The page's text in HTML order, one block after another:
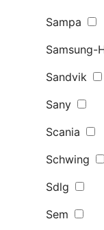
Sampa
Samsung-
Sandvik
Sany
Scania
Schwing
Sdlg
Sem